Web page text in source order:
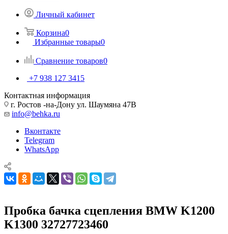
Личный кабинет
Корзина0
Избранные товары0
Сравнение товаров0
+7 938 127 3415
Контактная информация
г. Ростов -на-Дону ул. Шаумяна 47В
info@behka.ru
Вконтакте
Telegram
WhatsApp
Пробка бачка сцепления BMW K1200
K1300 32727723460